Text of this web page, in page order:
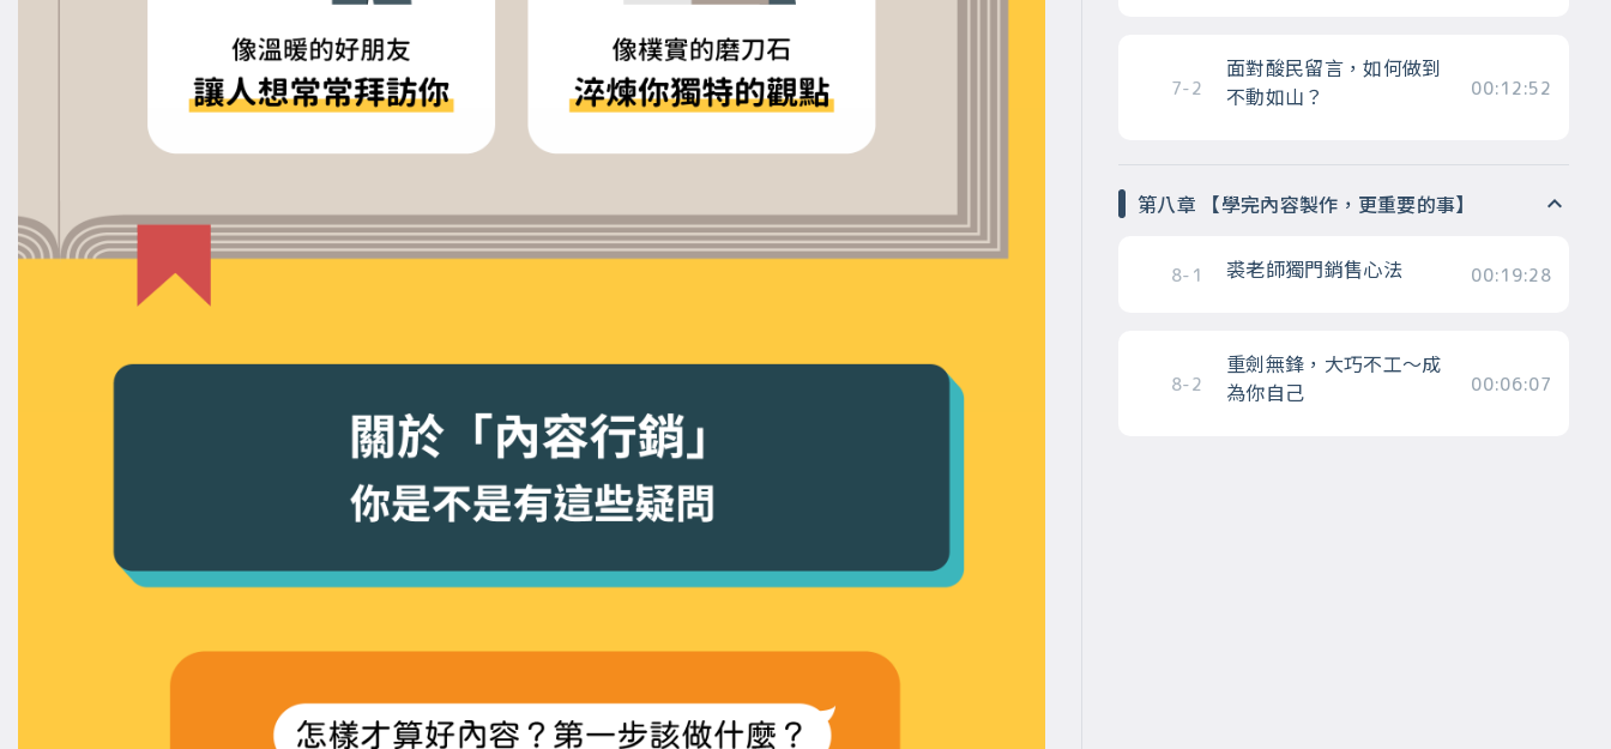
7-2
面對酸民留言，如何做到
不動如山？
00:12:52
第八章 【學完內容製作，更重要的事】
8-1 裘老師獨門銷售心法 00:19:28
8-2
重劍無鋒，大巧不工～成
為你自己
00:06:07